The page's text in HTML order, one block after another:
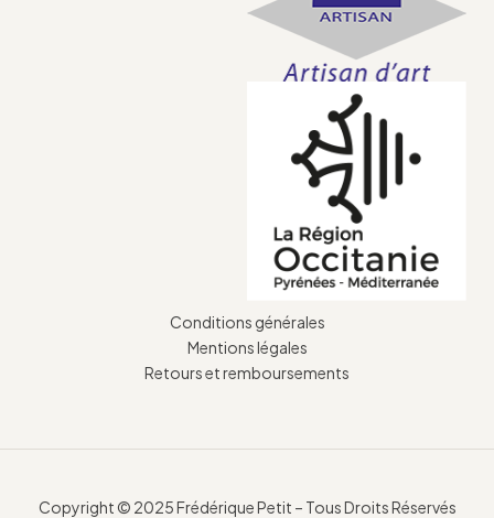
Conditions générales
Mentions légales
Retours et remboursements
Copyright © 2025 Frédérique Petit – Tous Droits Réservés